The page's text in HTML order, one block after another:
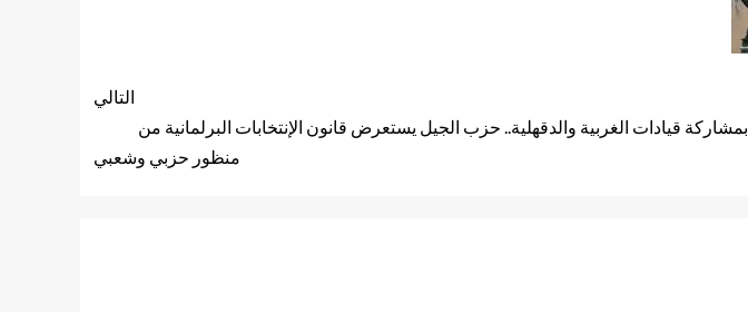
التالي
بمشاركة قيادات الغربية والدقهلية.. حزب الجيل يستعرض قانون الإنتخابات البرلمانية من
منظور حزبي وشعبي